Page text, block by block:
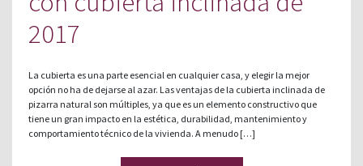
2017
La cubierta es una parte esencial en cualquier casa, y elegir la mejor
opción no ha de dejarse al azar. Las ventajas de la cubierta inclinada de
pizarra natural son múltiples, ya que es un elemento constructivo que
tiene un gran impacto en la estética, durabilidad, mantenimiento y
comportamiento técnico de la vivienda. A menudo […]